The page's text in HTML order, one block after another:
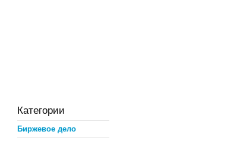
Категории
Биржевое дело